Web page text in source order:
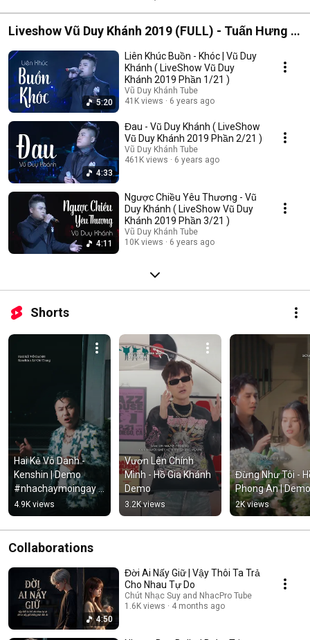
Liveshow Vũ Duy Khánh 2019 (FULL) - Tuấn Hưng ,
Đạt G , Dương Hoàng Yến
5:20
Liên Khúc Buồn - Khóc | Vũ Duy
Khánh ( LiveShow Vũ Duy
Khánh 2019 Phần 1/21 )
Vũ Duy Khánh Tube
41K views
6 years ago
4:33
Đau - Vũ Duy Khánh ( LiveShow
Vũ Duy Khánh 2019 Phần 2/21 )
Vũ Duy Khánh Tube
461K views
6 years ago
4:11
Ngược Chiều Yêu Thương - Vũ
Duy Khánh ( LiveShow Vũ Duy
Khánh 2019 Phần 3/21 )
Vũ Duy Khánh Tube
10K views
6 years ago
Shorts
Hai Kẻ Vô Danh -
Kenshin | Demo
#nhachaymoingay
#tamtrang
4.9K views
Vươn Lên Chính
Mình - Hồ Gia Khánh
Demo
3.2K views
Đừng Như Tôi -
Phong An | Demo
2K views
Collaborations
4:50
Đời Ai Nấy Giữ | Vậy Thôi Ta Trả
Cho Nhau Tự Do
Chút Nhạc Suy and NhacPro Tube
1.6K views
4 months ago